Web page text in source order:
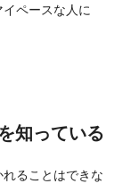
ペースな人に
知っている
ることはできな